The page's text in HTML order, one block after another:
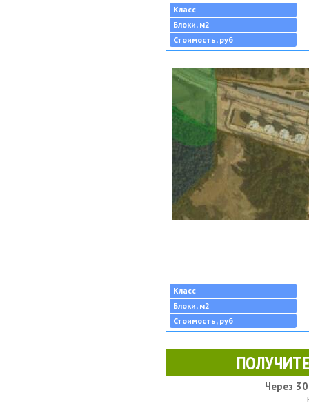
Класс
Блоки, м2
Стоимость, руб
Класс
Блоки, м2
Стоимость, руб
Через